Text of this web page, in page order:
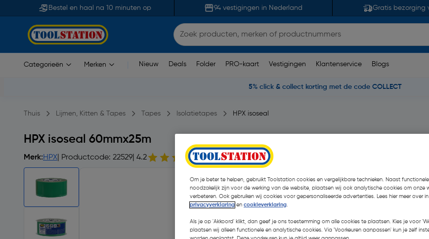
Bestel en haal na 10 minuten op 94 vestigingen in Nederland Gratis bezorging
Categorieën Merken Nieuw Deals Folder PRO-kaart Vestigingen Klantenservice Blogs
5% click & collect korting met de code COLLECT
Thuis Lijmen, Kitten & Tapes Tapes Isolatietapes HPX isoseal
HPX isoseal 60mmx25m
Merk:HPX | Productcode: 22529 | 4.2 11 opmerking(en)| Stuk
€ 19,14 | Excl. btw €
Selecteer winkel -
Selecteer vestiging
Om je beter te helpen, gebruikt Toolstation cookies en vergelijkbare technieken. Naast
noodzakelijk zijn voor de werking van de website, plaatsen wij ook analytische cookies om onze
verbeteren. Ook gebruiken wij cookies voor gepersonaliseerde advertenties. Lees hier meer over
privacyverklaring en cookieverklaring.
Als je op 'Akkoord' klikt, dan geef je ons toestemming om alle cookies te plaatsen. Kies je voor
plaatsen wij alleen functionele en analytische cookies. Via 'Voorkeuren aanpassen' kun je zelf